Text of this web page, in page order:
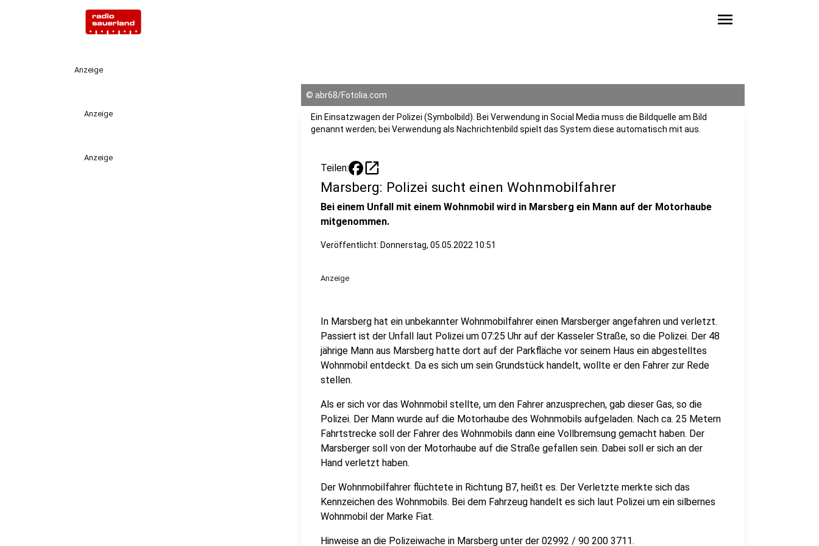
menu
Anzeige
Anzeige
Anzeige
© abr68/Fotolia.com
Ein Einsatzwagen der Polizei (Symbolbild). Bei Verwendung in Social Media muss die Bildquelle am Bild
genannt werden; bei Verwendung als Nachrichtenbild spielt das System diese automatisch mit aus.
Teilen: open_in_new
Marsberg: Polizei sucht einen Wohnmobilfahrer
Bei einem Unfall mit einem Wohnmobil wird in Marsberg ein Mann auf der Motorhaube
mitgenommen.
Veröffentlicht: Donnerstag, 05.05.2022 10:51
Anzeige
In Marsberg hat ein unbekannter Wohnmobilfahrer einen Marsberger angefahren und verletzt.
Passiert ist der Unfall laut Polizei um 07:25 Uhr auf der Kasseler Straße, so die Polizei. Der 48
jährige Mann aus Marsberg hatte dort auf der Parkfläche vor seinem Haus ein abgestelltes
Wohnmobil entdeckt. Da es sich um sein Grundstück handelt, wollte er den Fahrer zur Rede
stellen.
Als er sich vor das Wohnmobil stellte, um den Fahrer anzusprechen, gab dieser Gas, so die
Polizei. Der Mann wurde auf die Motorhaube des Wohnmobils aufgeladen. Nach ca. 25 Metern
Fahrtstrecke soll der Fahrer des Wohnmobils dann eine Vollbremsung gemacht haben. Der
Marsberger soll von der Motorhaube auf die Straße gefallen sein. Dabei soll er sich an der
Hand verletzt haben.
Der Wohnmobilfahrer flüchtete in Richtung B7, heißt es. Der Verletzte merkte sich das
Kennzeichen des Wohnmobils. Bei dem Fahrzeug handelt es sich laut Polizei um ein silbernes
Wohnmobil der Marke Fiat.
Hinweise an die Polizeiwache in Marsberg unter der 02992 / 90 200 3711.